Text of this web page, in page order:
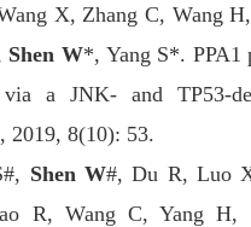
X, Zhang C, Wang
Shen W*, Yang S*. PPA1
via a JNK- and TP53-
, 2019, 8(10): 53.
Shen W#, Du R, Luo
R, Wang C, Yang H,